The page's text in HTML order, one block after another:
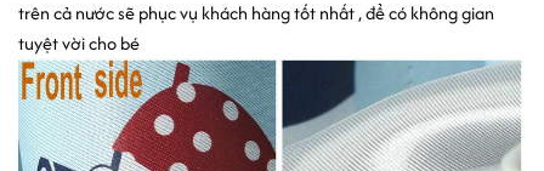
trên cả nước sẽ phục vụ khách hàng tốt nhất , để có không gian
tuyệt vời cho bé